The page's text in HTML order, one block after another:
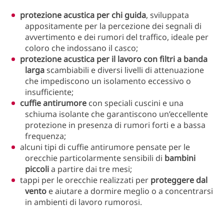
protezione acustica per chi guida, sviluppata
appositamente per la percezione dei segnali di
avvertimento e dei rumori del traffico, ideale per
coloro che indossano il casco;
protezione acustica per il lavoro con filtri a banda
largascambiabili e diversi livelli di attenuazione
che impediscono un isolamento eccessivo o
insufficiente;
cuffie antirumore con speciali cuscini e una
schiuma isolante che garantiscono un’eccellente
protezione in presenza di rumori forti e a bassa
frequenza;
alcuni tipi di cuffie antirumore pensate per le
orecchie particolarmente sensibili di bambini
piccolia partire dai tre mesi;
tappi per le orecchie realizzati per proteggere dal
vento e aiutare a dormire meglio o a concentrarsi
in ambienti di lavoro rumorosi.